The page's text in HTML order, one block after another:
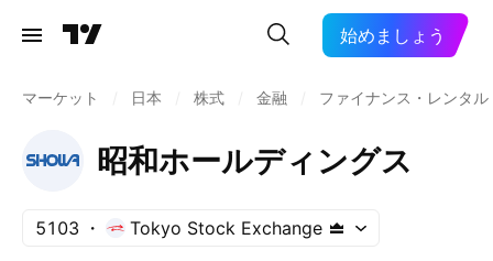
始めましょう
マーケット 日本 株式 金融 ファイナンス・レンタ
昭和ホールディングス
5103 Tokyo Stock Exchange